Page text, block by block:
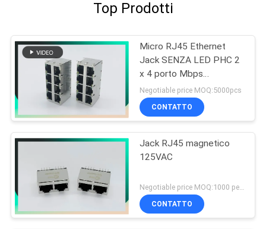
Top Prodotti
Micro RJ45 Ethernet
Jack SENZA LED PHC 2
x 4 porto Mbps
10/100/1000
Negotiable price MOQ:5000pcs
CONTATTO
Jack RJ45 magnetico
125VAC
CONTATTO